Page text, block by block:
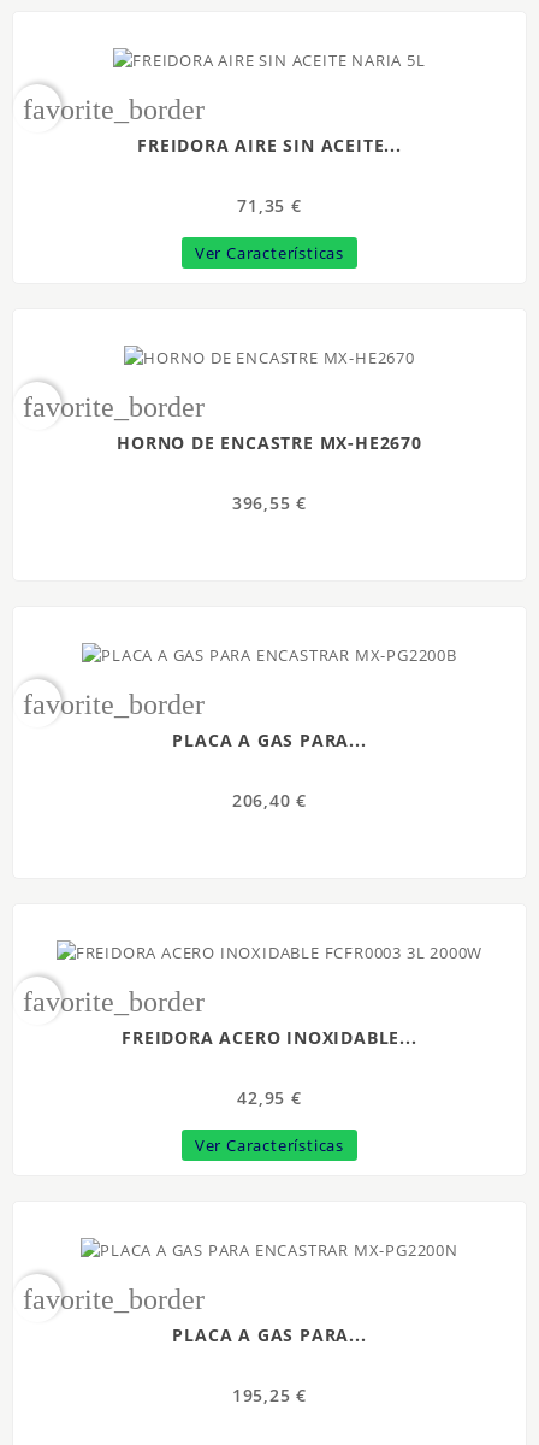
favorite_border
FREIDORA AIRE SIN ACEITE...
71,35 €
Ver Características
favorite_border
HORNO DE ENCASTRE MX-HE2670
396,55 €
favorite_border
PLACA A GAS PARA...
206,40 €
favorite_border
FREIDORA ACERO INOXIDABLE...
42,95 €
Ver Características
favorite_border
PLACA A GAS PARA...
195,25 €